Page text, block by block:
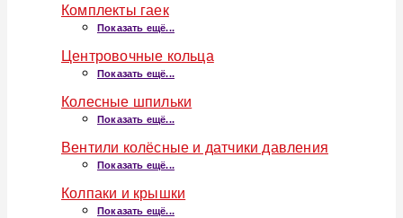
Комплекты гаек
Показать ещё...
Центровочные кольца
Показать ещё...
Колесные шпильки
Показать ещё...
Вентили колёсные и датчики давления
Показать ещё...
Колпаки и крышки
Показать ещё...